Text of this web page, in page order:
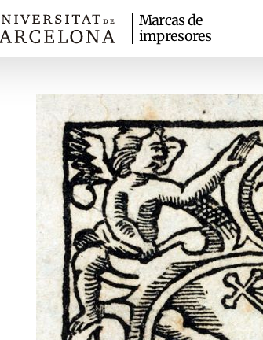
Marcas de
impresores